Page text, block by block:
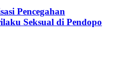
Pencegahan
Seksual di Pendopo